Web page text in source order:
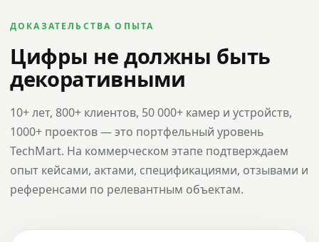
ДОКАЗАТЕЛЬСТВА ОПЫТА
Цифры не должны быть
декоративными
10+ лет, 800+ клиентов, 50 000+ камер и устройств,
1000+ проектов — это портфельный уровень
TechMart. На коммерческом этапе подтверждаем
опыт кейсами, актами, спецификациями, отзывами и
референсами по релевантным объектам.